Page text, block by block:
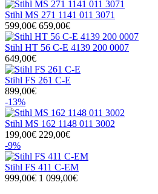
Stihl MS 271 1141 011 3071
599,00€ 659,00€
Stihl HT 56 C-E 4139 200 0007
649,00€
Stihl FS 261 C-E
899,00€
-13%
Stihl MS 162 1148 011 3002
199,00€ 229,00€
-9%
Stihl FS 411 C-EM
999,00€ 1 099,00€